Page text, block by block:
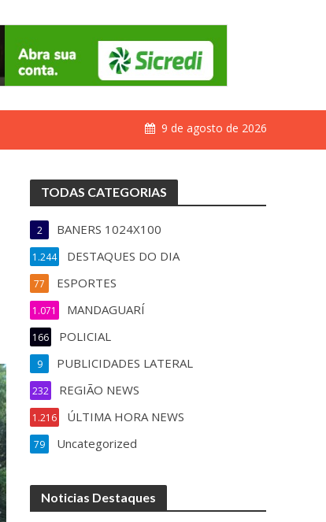
9 de agosto de 2026
TODAS CATEGORIAS
BANERS 1024X100
2
DESTAQUES DO DIA
1.244
ESPORTES
77
MANDAGUARÍ
1.071
POLICIAL
166
PUBLICIDADES LATERAL
9
REGIÃO NEWS
232
ÚLTIMA HORA NEWS
1.216
Uncategorized
79
Noticias Destaques